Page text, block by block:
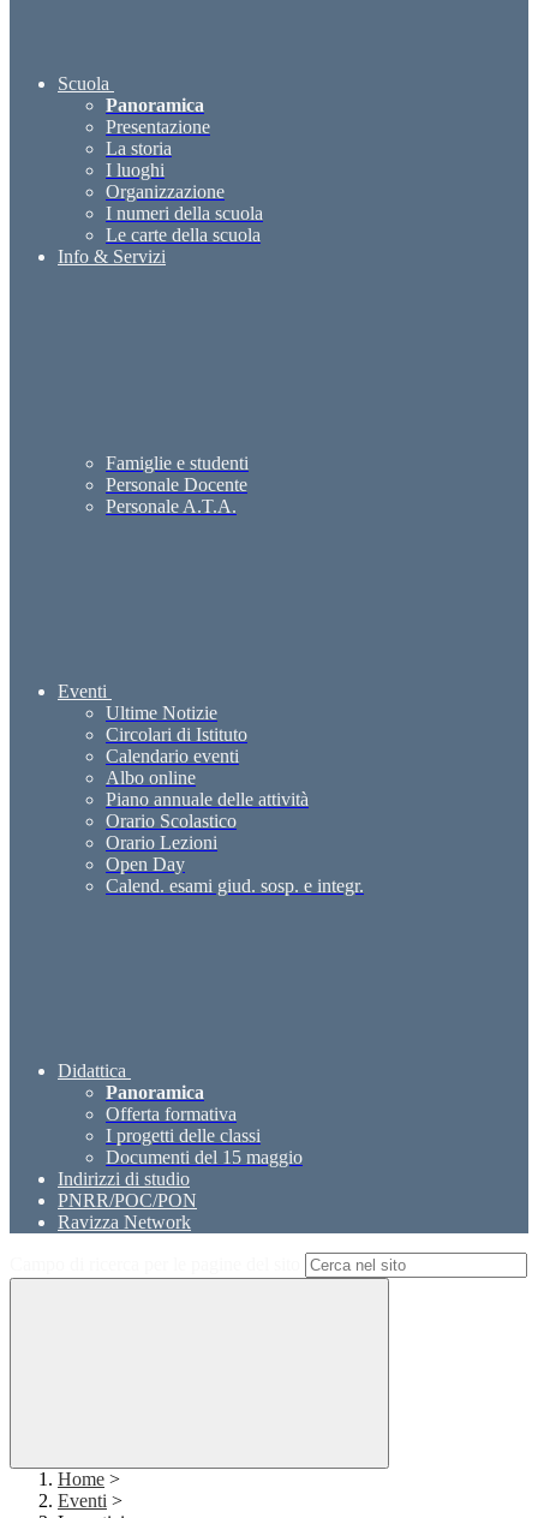
Scuola
Panoramica
Presentazione
La storia
I luoghi
Organizzazione
I numeri della scuola
Le carte della scuola
Info & Servizi
Famiglie e studenti
Personale Docente
Personale A.T.A.
Eventi
Ultime Notizie
Circolari di Istituto
Calendario eventi
Albo online
Piano annuale delle attività
Orario Scolastico
Orario Lezioni
Open Day
Calend. esami giud. sosp. e integr.
Didattica
Panoramica
Offerta formativa
I progetti delle classi
Documenti del 15 maggio
Indirizzi di studio
PNRR/POC/PON
Ravizza Network
Home >
Eventi >